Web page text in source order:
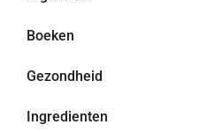
Boeken
Gezondheid
Ingredienten